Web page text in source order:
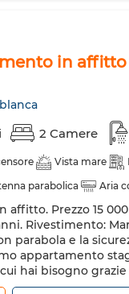
in affitto
2 Camere
Vista mare
parabolica Aria
vetri Porta rinforzata
domestici
Prezzo 15 000
Rivestimento:
parabola e la
appartamento
hai bisogno
C...